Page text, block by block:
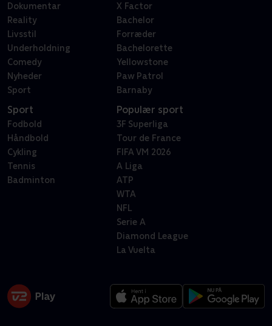
Dokumentar
Reality
Livsstil
Underholdning
Comedy
Nyheder
Sport
X Factor
Bachelor
Forræder
Bachelorette
Yellowstone
Paw Patrol
Barnaby
Sport
Fodbold
Håndbold
Cykling
Tennis
Badminton
Populær sport
3F Superliga
Tour de France
FIFA VM 2026
A Liga
ATP
WTA
NFL
Serie A
Diamond League
La Vuelta